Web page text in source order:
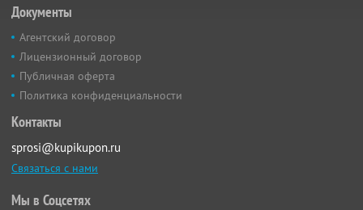
Документы
Агентский договор
Лицензионный договор
Публичная оферта
Политика конфиденциальности
Контакты
sprosi@kupikupon.ru
Связаться с нами
Мы в Соцсетях